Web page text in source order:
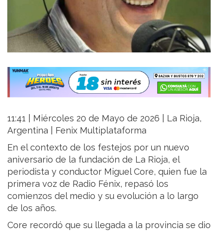
11:41 | Miércoles 20 de Mayo de 2026 | La Rioja,
Argentina | Fenix Multiplataforma
En el contexto de los festejos por un nuevo
aniversario de la fundación de La Rioja, el
periodista y conductor Miguel Core, quien fue la
primera voz de Radio Fénix, repasó los
comienzos del medio y su evolución a lo largo
de los años.
Core recordó que su llegada a la provincia se dio